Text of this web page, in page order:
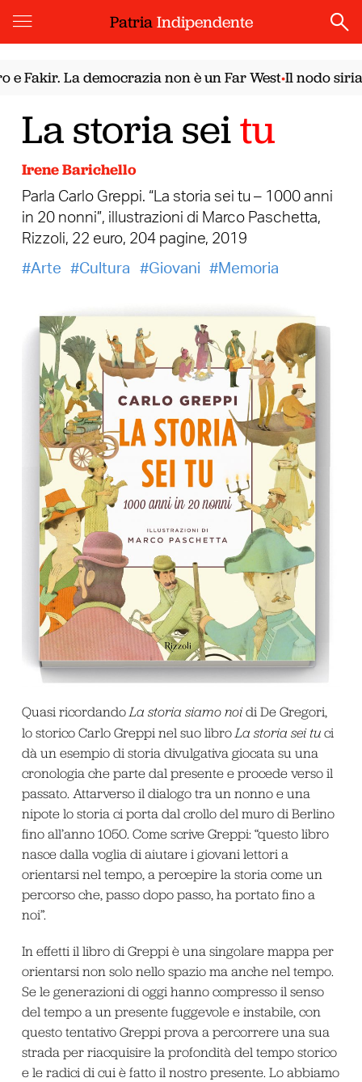
PatriaIndipendente
La democrazia non è un Far West•Il nodo siriano.
La storia seitu
Irene Barichello
Parla Carlo Greppi. “La storia sei tu – 1000 anni
in 20 nonni”, illustrazioni di Marco Paschetta,
Rizzoli, 22 euro, 204 pagine, 2019
Arte
Cultura Giovani Memoria
Quasi ricordando La storia siamo noidi De Gregori,
lo storico Carlo Greppi nel suo libro La storia sei tuci
dà un esempio di storia divulgativa giocata su una
cronologia che parte dal presente e procede verso il
passato. Attarverso il dialogo tra un nonno e una
nipote lo storia ci porta dal crollo del muro di Berlino
fino all’anno 1050. Come scrive Greppi: “questo libro
nasce dalla voglia di aiutare i giovani lettori a
orientarsi nel tempo, a percepire la storia come un
percorso che, passo dopo passo, ha portato fino a
noi”.
In effetti il libro di Greppi è una singolare mappa per
orientarsi non solo nello spazio ma anche nel tempo.
Se le generazioni di oggi hanno compresso il senso
del tempo a un presente fuggevole e instabile, con
questo tentativo Greppi prova a percorrere una sua
strada per riacquisire la profondità del tempo storico
e le radici di cui è fatto il nostro presente. Lo abbiamo